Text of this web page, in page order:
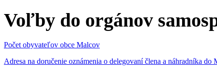
Voľby do orgánov
Počet obyvateľov obce Malcov
Adresa na doručenie oznámenia o delegovaní člena a náhradníka